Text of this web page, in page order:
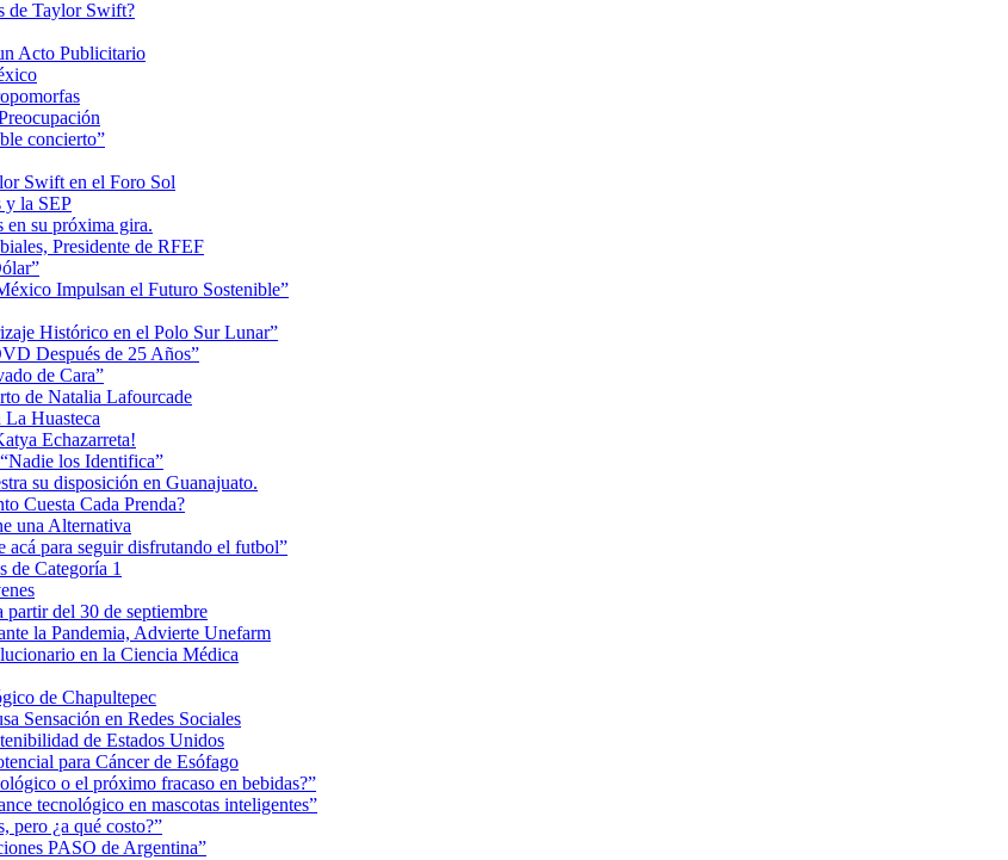
de Taylor Swift?
Acto Publicitario
concierto”
Swift en el Foro Sol
y la SEP
en su próxima gira.
Presidente de RFEF
Impulsan el Futuro Sostenible”
Histórico en el Polo Sur Lunar”
Después de 25 Años”
de Cara”
de Natalia Lafourcade
Huasteca
Echazarreta!
los Identifica”
su disposición en Guanajuato.
Cuesta Cada Prenda?
una Alternativa
acá para seguir disfrutando el futbol”
de Categoría 1
partir del 30 de septiembre
la Pandemia, Advierte Unefarm
en la Ciencia Médica
de Chapultepec
Sensación en Redes Sociales
de Estados Unidos
para Cáncer de Esófago
o el próximo fracaso en bebidas?”
tecnológico en mascotas inteligentes”
pero ¿a qué costo?”
PASO de Argentina”